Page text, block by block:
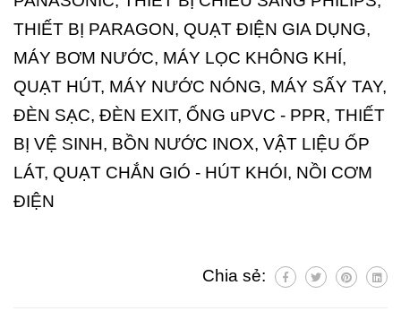
THIẾT BỊ PARAGON, QUẠT ĐIỆN GIA DỤNG,
MÁY BƠM NƯỚC, MÁY LỌC KHÔNG KHÍ,
QUẠT HÚT, MÁY NƯỚC NÓNG, MÁY SẤY TAY,
ĐÈN SẠC, ĐÈN EXIT, ỐNG uPVC - PPR, THIẾT
BỊ VỆ SINH, BỒN NƯỚC INOX, VẬT LIỆU ỐP
LÁT, QUẠT CHẮN GIÓ - HÚT KHÓI, NỒI CƠM
ĐIỆN
Chia sẻ: